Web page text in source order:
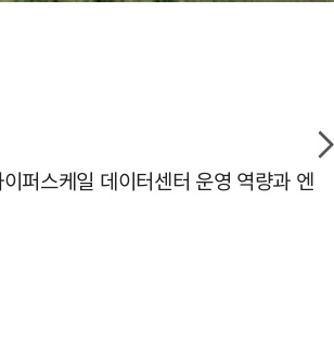
퍼스케일 데이터센터 운영 역량과 엔